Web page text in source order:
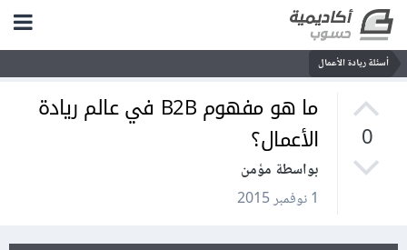
أسئلة ريادة الأعمال
0
ما هو مفهوم B2B في عالم ريادة
الأعمال؟
بواسطة مؤمن
1 نوفمبر 2015